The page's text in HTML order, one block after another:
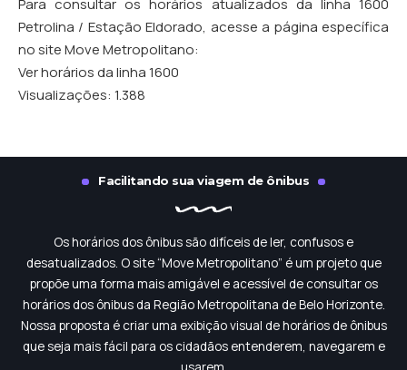
Para consultar os horários atualizados da linha 1600
Petrolina / Estação Eldorado, acesse a página específica
no site Move Metropolitano:
Ver horários da linha 1600
Visualizações: 1.388
Facilitando sua viagem de ônibus
Os horários dos ônibus são difíceis de ler, confusos e
desatualizados. O site “Move Metropolitano” é um projeto que
propõe uma forma mais amigável e acessível de consultar os
horários dos ônibus da Região Metropolitana de Belo Horizonte.
Nossa proposta é criar uma exibição visual de horários de ônibus
que seja mais fácil para os cidadãos entenderem, navegarem e